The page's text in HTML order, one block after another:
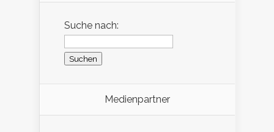
Suche nach:
Medienpartner